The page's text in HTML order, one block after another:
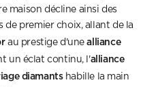
maison décline ainsi des
de premier choix, allant de la
au prestige d'unealliance
un éclat continu, l'alliance
diamantshabille la main